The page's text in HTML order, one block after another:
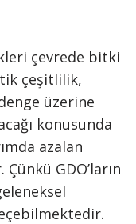
çevrede bitki
çeşitlilik,
üzerine
konusunda
azalan
GDO’ların